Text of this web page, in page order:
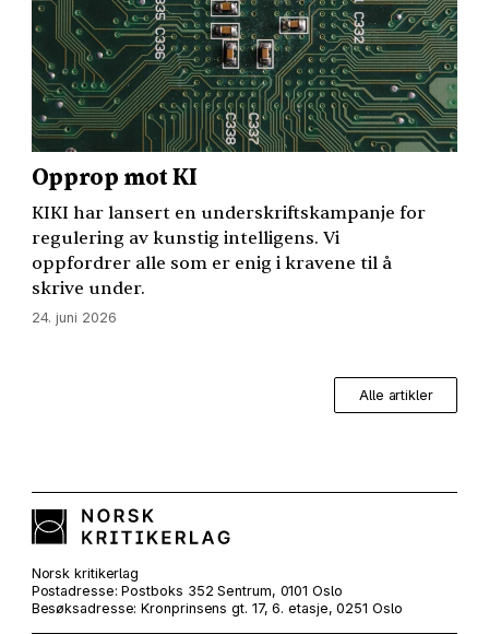
Opprop mot KI
KIKI har lansert en underskriftskampanje for
regulering av kunstig intelligens. Vi
oppfordrer alle som er enig i kravene til å
skrive under.
24. juni 2026
Alle artikler
Norsk kritikerlag
Postadresse: Postboks 352 Sentrum, 0101 Oslo
Besøksadresse: Kronprinsens gt. 17, 6. etasje, 0251 Oslo